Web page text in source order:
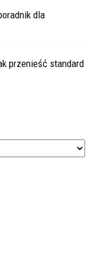
dla
przenieść standard